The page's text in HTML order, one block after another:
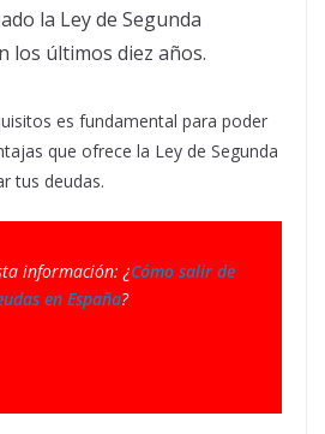
la Ley de Segunda
los últimos diez años.
es fundamental para poder
que ofrece la Ley de Segunda
tus deudas.
información: ¿Cómo salir de
en España?